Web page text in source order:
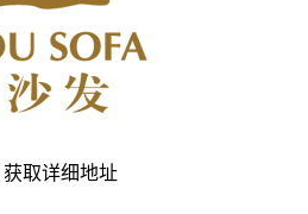
获取详细地址